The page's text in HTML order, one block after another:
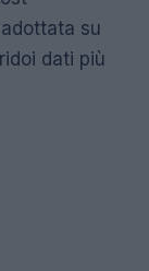
su
dati più